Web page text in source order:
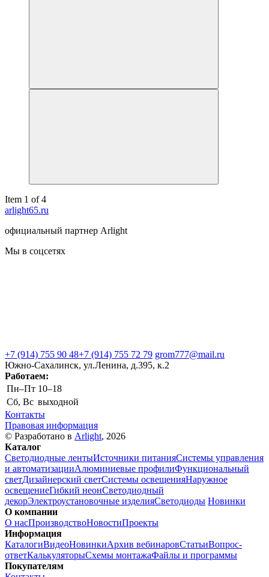
Item 1 of 4
arlight65.ru
официальный партнер Arlight
Мы в соцсетях
+7 (914) 755 90 48+7 (914) 755 72 79 grom777@mail.ru
Южно-Сахалинск, ул.Ленина, д.395, к.2
Работаем:
Пн–Пт 10–18
Сб, Вс выходной
Контакты
Правовая информация
© Разработано в Arlight, 2026
Каталог
Светодиодные лентыИсточники питанияСистемы управления
и автоматизацииАлюминиевые профилиФункциональный
светДизайнерский светСистемы освещенияНаружное
освещениеГибкий неонСветодиодный
декорЭлектроустановочные изделияСветодиоды Новинки
О компании
О насПроизводствоНовостиПроекты
Информация
КаталогиВидеоНовинкиАрхив вебинаровСтатьиВопрос-
ответКалькуляторыСхемы монтажаФайлы и программы
Покупателям